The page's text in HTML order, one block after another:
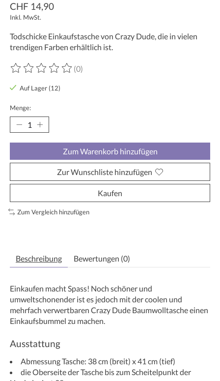
CHF 14,90
Inkl. MwSt.
Todschicke Einkaufstasche von Crazy Dude, die in vielen
trendigen Farben erhältlich ist.
Die Bewertung dieses Produkts ist
(0)
Auf Lager (12)
Menge:
Zum Warenkorb hinzufügen
Zur Wunschliste hinzufügen
Kaufen
Zum Vergleich hinzufügen
Beschreibung Bewertungen (0)
Einkaufen macht Spass! Noch schöner und
umweltschonender ist es jedoch mit der coolen und
mehrfach verwertbaren Crazy Dude Baumwolltasche einen
Einkaufsbummel zu machen.
Ausstattung
Abmessung Tasche: 38 cm (breit) x 41 cm (tief)
die Oberseite der Tasche bis zum Scheitelpunkt der